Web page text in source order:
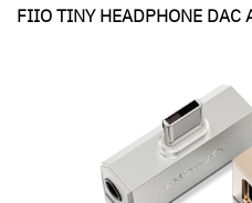
FIIO TINY HEADPHONE